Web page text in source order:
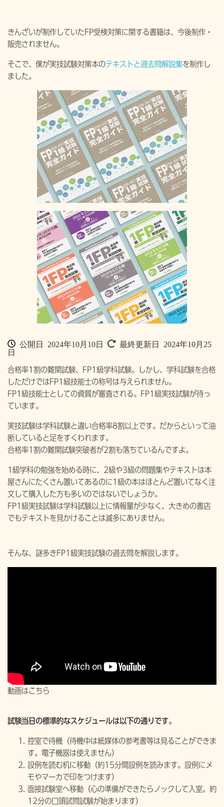
きんざいが制作していたFP受検対策に関する書籍は、今後制作・
販売されません。
そこで、僕が実技試験対策本のテキストと過去問解説集を制作し
ました。
公開日 2024年10月10日
最終更新日 2024年10月25
日
合格率1割の難関試験、FP1級学科試験。しかし、学科試験を合格
しただけではFP1級技能士の称号は与えられません。
FP1級技能士としての資質が審査される。FP1級実技試験が待っ
ています。
実技試験は学科試験と違い合格率8割以上です。だからといって油
断していると足をすくわれます。
合格率1割の難関試験突破者が2割も落ちているんですよ。
1級学科の勉強を始める時に、2級や3級の問題集やテキストは本
屋さんにたくさん置いてあるのに1級の本はほとんど置いてなく注
文して購入した方も多いのではないでしょうか。
FP1級実技試験は学科試験以上に情報量が少なく、大きめの書店
でもテキストを見かけることは滅多にありません。
そんな、謎多きFP1級実技試験の過去問を解説します。
動画はこちら
試験当日の標準的なスケジュールは以下の通りです。
控室で待機（待機中は紙媒体の参考書等は見ることができま
す。電子機器は使えません）
設例を読む机に移動（約15分間設例を読みます。設例にメ
モやマーカで印をつけます）
面接試験室へ移動（心の準備ができたらノックして入室。約
12分の口頭試問試験が始まります）